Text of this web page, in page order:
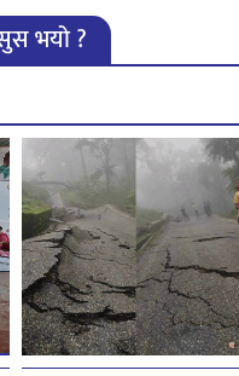
भयो ?